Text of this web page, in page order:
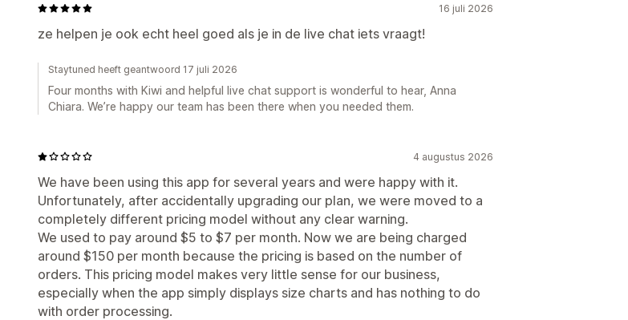
16 juli 2026
ze helpen je ook echt heel goed als je in de live chat iets vraagt!
Staytuned heeft geantwoord 17 juli 2026
Four months with Kiwi and helpful live chat support is wonderful to hear, Anna
Chiara. We’re happy our team has been there when you needed them.
4 augustus 2026
We have been using this app for several years and were happy with it.
Unfortunately, after accidentally upgrading our plan, we were moved to a
completely different pricing model without any clear warning.
We used to pay around $5 to $7 per month. Now we are being charged
around $150 per month because the pricing is based on the number of
orders. This pricing model makes very little sense for our business,
especially when the app simply displays size charts and has nothing to do
with order processing.